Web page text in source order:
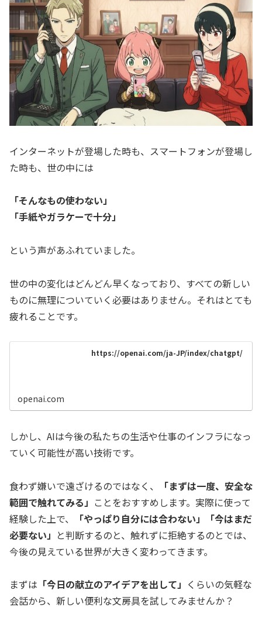
インターネットが登場した時も、スマートフォンが登場し
た時も、世の中には
「そんなもの使わない」
「手紙やガラケーで十分」
という声があふれていました。
世の中の変化はどんどん早くなっており、すべての新しい
ものに無理についていく必要はありません。それはとても
疲れることです。
https://openai.com/ja-JP/index/chatgpt/
openai.com
しかし、AIは今後の私たちの生活や仕事のインフラになっ
ていく可能性が高い技術です。
食わず嫌いで遠ざけるのではなく、
「まずは一度、安全な
範囲で触れてみる」 ことをおすすめします。実際に使って
経験した上で、
「やっぱり自分には合わない」「今はまだ
必要ない」 と判断するのと、触れずに拒絶するのとでは、
今後の見えている世界が大きく変わってきます。
まずは 「今日の献立のアイデアを出して」 くらいの気軽な
会話から、新しい便利な文房具を試してみませんか？